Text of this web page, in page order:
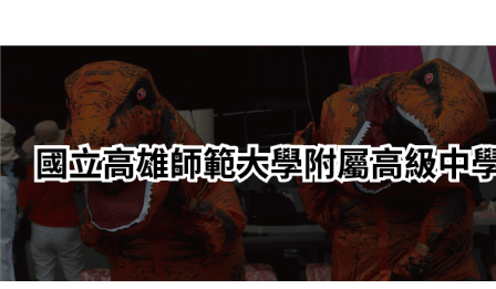
轉
要
內
容